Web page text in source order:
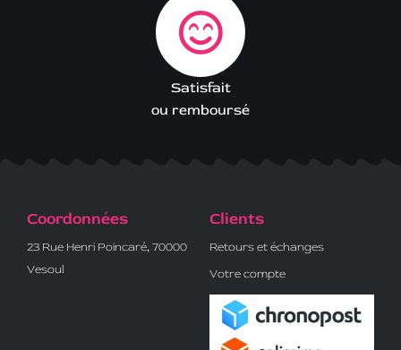
Satisfait
ou remboursé
Coordonnées
23 Rue Henri Poincaré, 70000
Vesoul
Clients
Retours et échanges
Votre compte